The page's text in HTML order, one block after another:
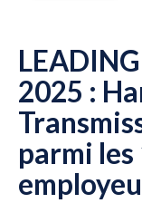
2025 :
parmi les